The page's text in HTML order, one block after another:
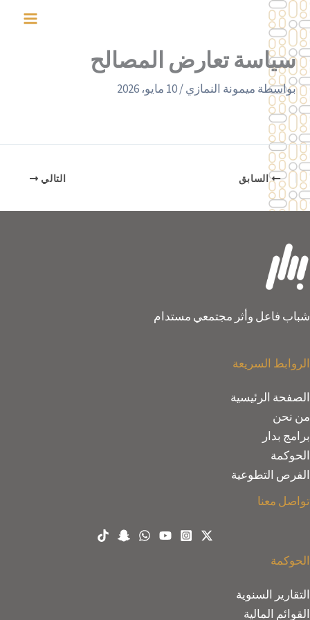
تخطي
إلى
المحتوى
سياسة تعارض المصالح
بواسطة ميمونة النمازي/10 مايو، 2026
السابق التالي
شباب فاعل وأثر مجتمعي مستدام
الروابط السريعة
الصفحة الرئيسية
من نحن
برامج بدار
الحوكمة
الفرص التطوعية
تواصل معنا
الحوكمة
التقارير السنوية
القوائم المالية